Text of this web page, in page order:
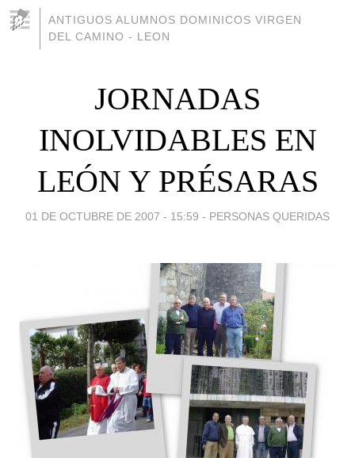
ANTIGUOS ALUMNOS DOMINICOS VIRGEN
DEL CAMINO - LEON
JORNADAS
INOLVIDABLES EN
LEÓN Y PRÉSARAS
01 DE OCTUBRE DE 2007 - 15:59 - PERSONAS QUERIDAS